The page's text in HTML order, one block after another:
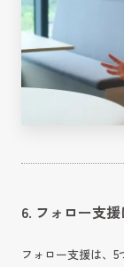
6. フォロー支
フォロー支援は、